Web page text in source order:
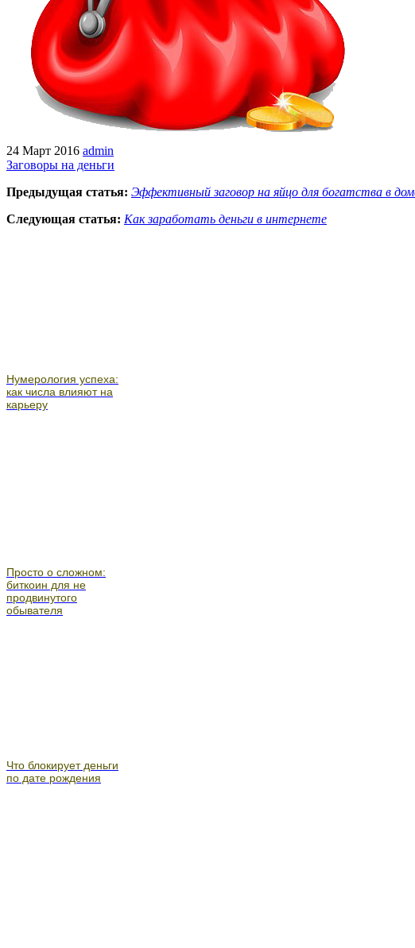
24 Март 2016 admin
Заговоры на деньги
Предыдущая статья: Эффективный заговор на яйцо для богатства в
Следующая статья: Как заработать деньги в интернете
Нумерология успеха:
как числа влияют на
карьеру
Просто о сложном:
биткоин для не
продвинутого
обывателя
Что блокирует деньги
по дате рождения